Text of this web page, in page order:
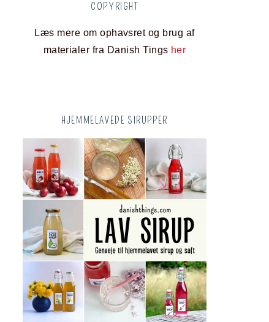
COPYRIGHT
Læs mere om ophavsret og brug af
materialer fra Danish Tings her
HJEMMELAVEDE SIRUPPER